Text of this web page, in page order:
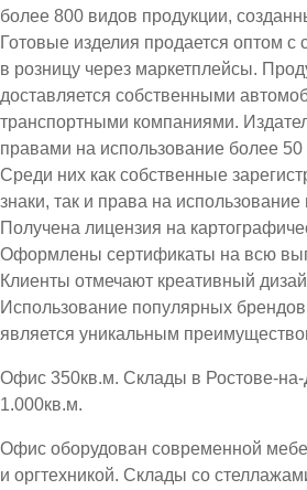
более 800 видов продукции,
Готовые изделия продается оптом с
в розницу через маркетплейсы.
доставляется собственными
транспортными компаниями.
правами на использование более 50
Среди них как собственные
знаки, так и права на
Получена лицензия на
Оформлены сертификаты на всю
Клиенты отмечают креативный
Использование популярных
является уникальным
Офис 350кв.м. Склады в Ростове-
1.000кв.м.
Офис оборудован современной
и оргтехникой. Склады со